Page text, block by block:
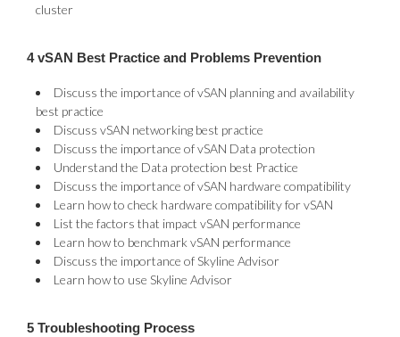
cluster
4 vSAN Best Practice and Problems Prevention
Discuss the importance of vSAN planning and availability
best practice
Discuss vSAN networking best practice
Discuss the importance of vSAN Data protection
Understand the Data protection best Practice
Discuss the importance of vSAN hardware compatibility
Learn how to check hardware compatibility for vSAN
List the factors that impact vSAN performance
Learn how to benchmark vSAN performance
Discuss the importance of Skyline Advisor
Learn how to use Skyline Advisor
5 Troubleshooting Process